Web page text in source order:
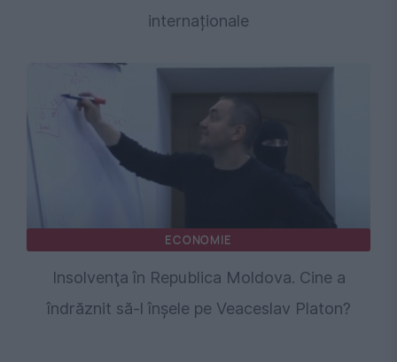
internaționale
ECONOMIE
Insolvenţa în Republica Moldova. Cine a
îndrăznit să-l înşele pe Veaceslav Platon?